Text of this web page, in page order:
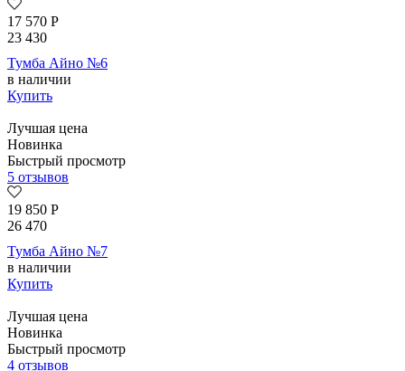
17 570 Р
23 430
Тумба Айно №6
в наличии
Купить
Лучшая цена
Новинка
Быстрый просмотр
5 отзывов
19 850 Р
26 470
Тумба Айно №7
в наличии
Купить
Лучшая цена
Новинка
Быстрый просмотр
4 отзывов